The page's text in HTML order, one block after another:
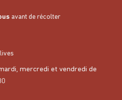
avant de récolter
mercredi et vendredi de